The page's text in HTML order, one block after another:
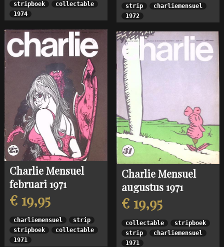
stripboek
collectable
1974
strip
charliemensuel
1972
Charlie Mensuel
februari 1971
€ 19,95
charliemensuel
strip
stripboek
collectable
1971
Charlie Mensuel
augustus 1971
€ 19,95
collectable
stripboek
strip
charliemensuel
1971